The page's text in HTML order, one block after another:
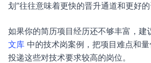
划”往往意味着更快的晋升通道和更好的
如果你的简历项目经历还不够丰富，建
文库 中的技术岗案例，把项目难点和
投递这些对技术要求较高的岗位。